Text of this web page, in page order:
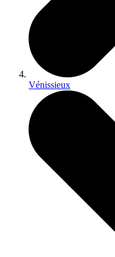
Vénissieux